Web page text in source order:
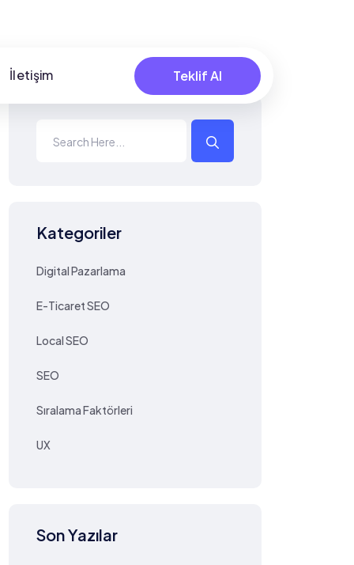
İletişim Teklif Al
Kategoriler
Digital Pazarlama
E-Ticaret SEO
Local SEO
SEO
Sıralama Faktörleri
UX
Son Yazılar